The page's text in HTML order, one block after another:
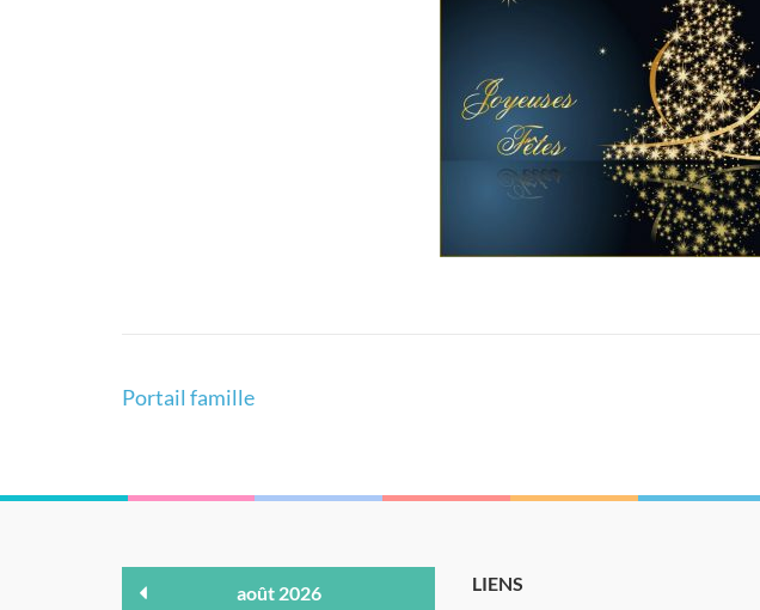
Navigation
Portail famille
août 2026
LIENS